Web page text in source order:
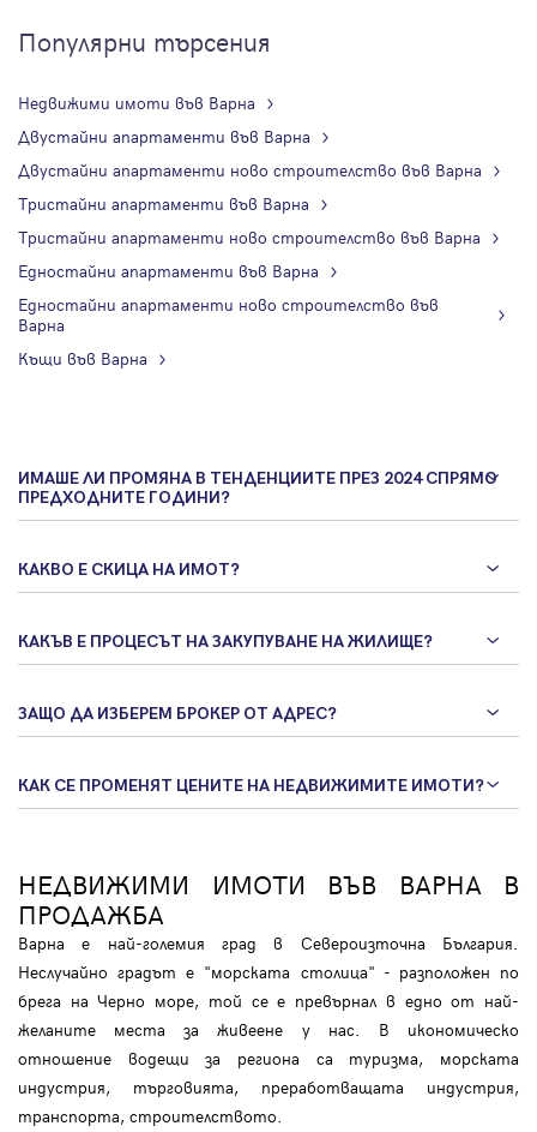
Популярни търсения
Недвижими имоти във Варна
Двустайни апартаменти във Варна
Двустайни апартаменти ново строителство във Варна
Тристайни апартаменти във Варна
Тристайни апартаменти ново строителство във Варна
Едностайни апартаменти във Варна
Едностайни апартаменти ново строителство във
Варна
Къщи във Варна
ИМАШЕ ЛИ ПРОМЯНА В ТЕНДЕНЦИИТЕ ПРЕЗ 2024 СПРЯМО
ПРЕДХОДНИТЕ ГОДИНИ?
КАКВО Е СКИЦА НА ИМОТ?
КАКЪВ Е ПРОЦЕСЪТ НА ЗАКУПУВАНЕ НА ЖИЛИЩЕ?
ЗАЩО ДА ИЗБЕРЕМ БРОКЕР ОТ АДРЕС?
КАК СЕ ПРОМЕНЯТ ЦЕНИТЕ НА НЕДВИЖИМИТЕ ИМОТИ?
НЕДВИЖИМИ ИМОТИ ВЪВ ВАРНА В
ПРОДАЖБА
Варна е най-големия град в Североизточна България.
Неслучайно градът е "морската столица" - разположен по
брега на Черно море, той се е превърнал в едно от най-
желаните места за живеене у нас. В икономическо
отношение водещи за региона са туризма, морската
индустрия, търговията, преработващата индустрия,
транспорта, строителството.